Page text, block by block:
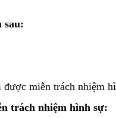
sau:
miễn trách nhiệm
trách nhiệm hình sự: